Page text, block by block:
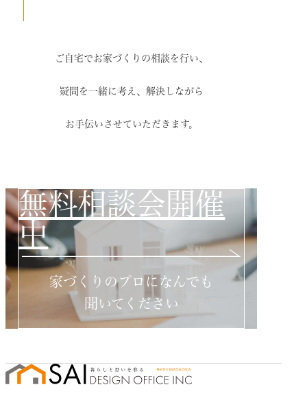
ご自宅でお家づくりの相談を行い、
疑問を一緒に考え、解決しながら
お手伝いさせていただきます。
無料相談会開催
中
家づくりのプロになんでも
聞いてください